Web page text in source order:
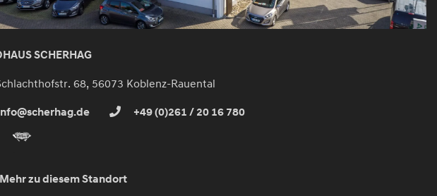
SCHERHAG
68, 56073 Koblenz-Rauental
+49 (0)261 / 20 16 780
Mehr zu diesem Standort